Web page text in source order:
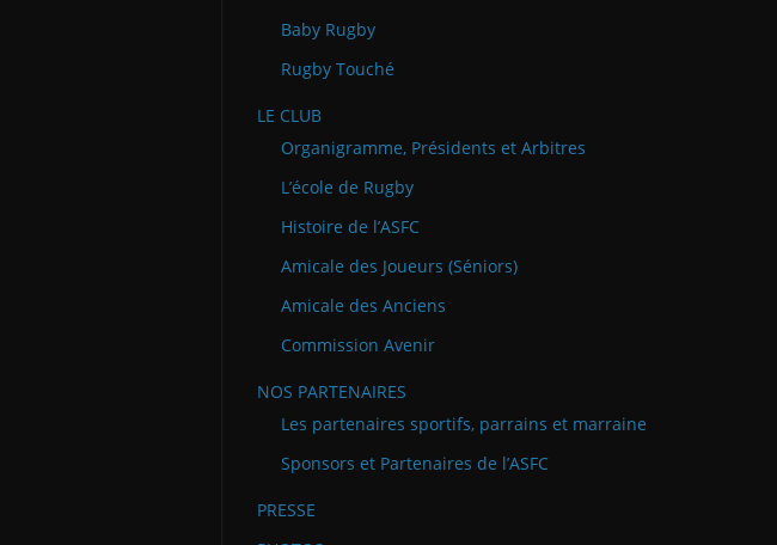
Baby Rugby
Rugby Touché
LE CLUB
Organigramme, Présidents et Arbitres
L’école de Rugby
Histoire de l’ASFC
Amicale des Joueurs (Séniors)
Amicale des Anciens
Commission Avenir
NOS PARTENAIRES
Les partenaires sportifs, parrains et marraine
Sponsors et Partenaires de l’ASFC
PRESSE